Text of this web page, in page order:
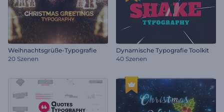
Weihnachtsgrüße-Typografie
20 Szenen
Dynamische Typografie Toolkit
40 Szenen